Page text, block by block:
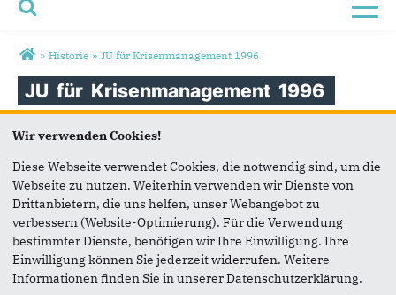
Sie sind hier
» Historie » JU für Krisenmanagement 1996
JU für Krisenmanagement 1996
JU für Krisenmanagement 1996
Wir verwenden Cookies!
Diese Webseite verwendet Cookies, die notwendig sind, um die
Webseite zu nutzen. Weiterhin verwenden wir Dienste von
Drittanbietern, die uns helfen, unser Webangebot zu
verbessern (Website-Optimierung). Für die Verwendung
bestimmter Dienste, benötigen wir Ihre Einwilligung. Ihre
Einwilligung können Sie jederzeit widerrufen. Weitere
Informationen finden Sie in unserer Datenschutzerklärung.